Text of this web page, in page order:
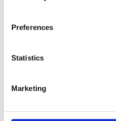
Preferences
Statistics
Marketing